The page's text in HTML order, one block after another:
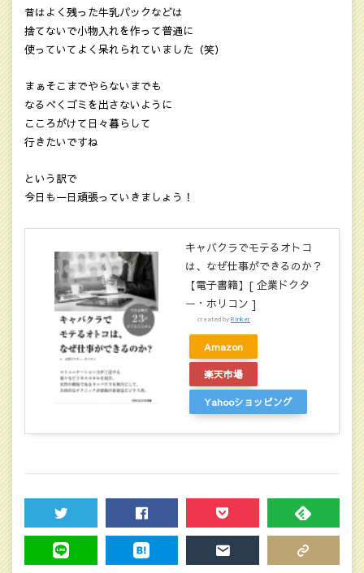
昔はよく残った牛乳パックなどは
捨てないで小物入れを作って普通に
使っていてよく呆れられていました（笑）
まぁそこまでやらないまでも
なるべくゴミを出さないように
こころがけて日々暮らして
行きたいですね
という訳で
今日も一日頑張っていきましょう！
キャバクラでモテるオトコ
は、なぜ仕事ができるのか？
【電子書籍】[ 企業ドクタ
ー・ホリコン ]
created byRinker
Amazon
楽天市場
Yahooショッピング
TWEET SHARE POCKET FEEDLY